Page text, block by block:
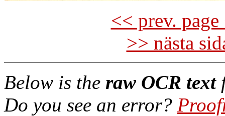
<< prev.
>> nästa
Below is the raw OCR text
Do you see an error?